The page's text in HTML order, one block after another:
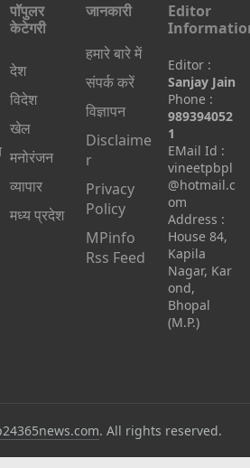
पॉपुलर
केटेगरी
देश
विदेश
खेल
मनोरंजन
व्यापार
मध्य प्रदेश
जानकारी
हमारे बारे में
संपर्क करें
विज्ञापन
Disclaime
r
Privacy
Policy
MPinfo
Rss Feed
Editor
Editor :
Sanjay Jain
Phone :
989394052
1
EMail Id :
vineetpbpl
@hotmail.c
om
Address :
House 84,
Kapila
Nagar, Kar
ond,
Bhopal
(M.P.)
. All rights reserved.